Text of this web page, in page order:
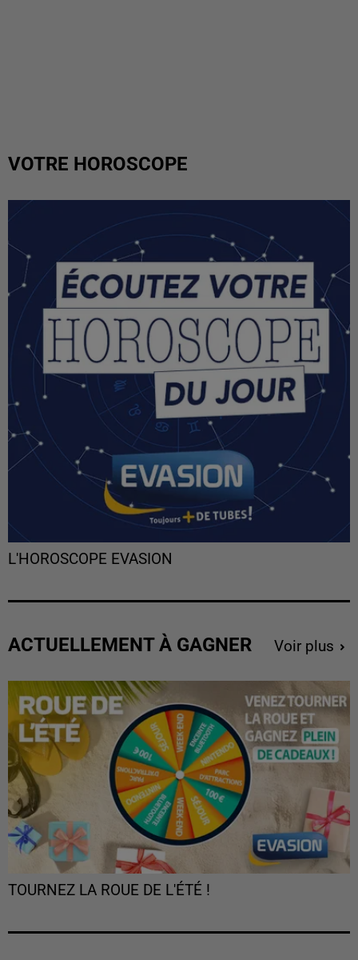
VOTRE HOROSCOPE
L'HOROSCOPE EVASION
ACTUELLEMENT À GAGNER Voir plus
TOURNEZ LA ROUE DE L'ÉTÉ !